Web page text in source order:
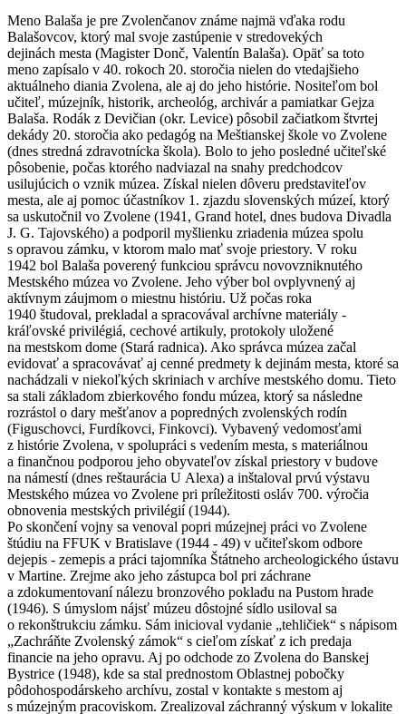
Meno Balaša je pre Zvolenčanov známe najmä vďaka rodu
Balašovcov, ktorý mal svoje zastúpenie v stredovekých
dejinách mesta (Magister Donč, Valentín Balaša). Opäť sa toto
meno zapísalo v 40. rokoch 20. storočia nielen do vtedajšieho
aktuálneho diania Zvolena, ale aj do jeho histórie. Nositeľom bol
učiteľ, múzejník, historik, archeológ, archivár a pamiatkar Gejza
Balaša. Rodák z Devičian (okr. Levice) pôsobil začiatkom štvrtej
dekády 20. storočia ako pedagóg na Meštianskej škole vo Zvolene
(dnes stredná zdravotnícka škola). Bolo to jeho posledné učiteľské
pôsobenie, počas ktorého nadviazal na snahy predchodcov
usilujúcich o vznik múzea. Získal nielen dôveru predstaviteľov
mesta, ale aj pomoc účastníkov 1. zjazdu slovenských múzeí, ktorý
sa uskutočnil vo Zvolene (1941, Grand hotel, dnes budova Divadla
J. G. Tajovského) a podporil myšlienku zriadenia múzea spolu
s opravou zámku, v ktorom malo mať svoje priestory. V roku
1942 bol Balaša poverený funkciou správcu novovzniknutého
Mestského múzea vo Zvolene. Jeho výber bol ovplyvnený aj
aktívnym záujmom o miestnu históriu. Už počas roka
1940 študoval, prekladal a spracovával archívne materiály -
kráľovské privilégiá, cechové artikuly, protokoly uložené
na mestskom dome (Stará radnica). Ako správca múzea začal
evidovať a spracovávať aj cenné predmety k dejinám mesta, ktoré sa
nachádzali v niekoľkých skriniach v archíve mestského domu. Tieto
sa stali základom zbierkového fondu múzea, ktorý sa následne
rozrástol o dary mešťanov a popredných zvolenských rodín
(Figuschovci, Furdíkovci, Finkovci). Vybavený vedomosťami
z histórie Zvolena, v spolupráci s vedením mesta, s materiálnou
a finančnou podporou jeho obyvateľov získal priestory v budove
na námestí (dnes reštaurácia U Alexa) a inštaloval prvú výstavu
Mestského múzea vo Zvolene pri príležitosti osláv 700. výročia
obnovenia mestských privilégií (1944).
Po skončení vojny sa venoval popri múzejnej práci vo Zvolene
štúdiu na FFUK v Bratislave (1944 - 49) v učiteľskom odbore
dejepis - zemepis a práci tajomníka Štátneho archeologického ústavu
v Martine. Zrejme ako jeho zástupca bol pri záchrane
a zdokumentovaní nálezu bronzového pokladu na Pustom hrade
(1946). S úmyslom nájsť múzeu dôstojné sídlo usiloval sa
o rekonštrukciu zámku. Sám inicioval vydanie „tehličiek“ s nápisom
„Zachráňte Zvolenský zámok“ s cieľom získať z ich predaja
financie na jeho opravu. Aj po odchode zo Zvolena do Banskej
Bystrice (1948), kde sa stal prednostom Oblastnej pobočky
pôdohospodárskeho archívu, zostal v kontakte s mestom aj
s múzejným pracoviskom. Zrealizoval záchranný výskum v lokalite